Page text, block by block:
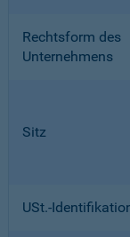
Rechtsform des
Unternehmens
Sitz
USt.-